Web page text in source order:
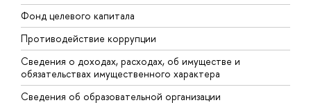
Фонд целевого капитала
Противодействие коррупции
Сведения о доходах, расходах, об имуществе и
обязательствах имущественного характера
Сведения об образовательной организации